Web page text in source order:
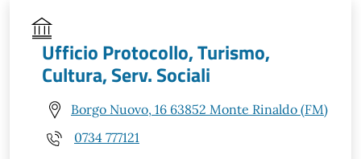
Ufficio Protocollo, Turismo,
Cultura, Serv. Sociali
Borgo Nuovo, 16 63852 Monte Rinaldo (FM)
0734 777121